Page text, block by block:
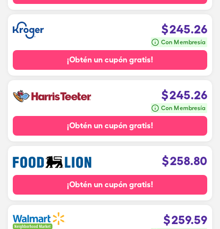
$245.26
Con Membresía
¡Obtén un cupón gratis!
$245.26
Con Membresía
¡Obtén un cupón gratis!
$258.80
¡Obtén un cupón gratis!
$259.59